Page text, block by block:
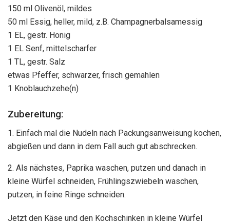
150 ml Olivenöl, mildes
50 ml Essig, heller, mild, z.B. Champagnerbalsamessig
1 EL, gestr. Honig
1 EL Senf, mittelscharfer
1 TL, gestr. Salz
etwas Pfeffer, schwarzer, frisch gemahlen
1 Knoblauchzehe(n)
Zubereitung:
1. Einfach mal die Nudeln nach Packungsanweisung kochen,
abgießen und dann in dem Fall auch gut abschrecken.
2. Als nächstes, Paprika waschen, putzen und danach in
kleine Würfel schneiden, Frühlingszwiebeln waschen,
putzen, in feine Ringe schneiden.
Jetzt den Käse und den Kochschinken in kleine Würfel